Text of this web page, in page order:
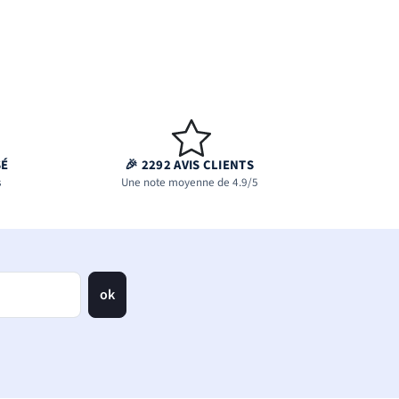
🎉 2292 AVIS CLIENTS
Une note moyenne de 4.9/5
ok